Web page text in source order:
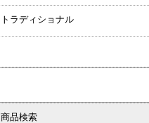
トラディショナル
商品検索